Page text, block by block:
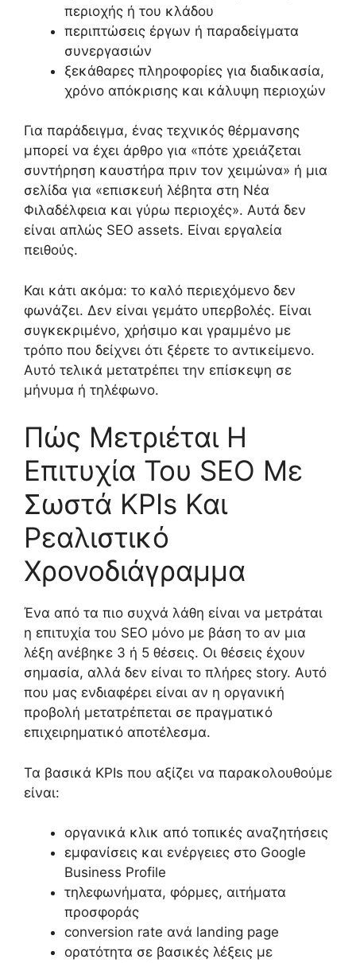
περιοχής ή του κλάδου
περιπτώσεις έργων ή παραδείγματα
συνεργασιών
ξεκάθαρες πληροφορίες για διαδικασία,
χρόνο απόκρισης και κάλυψη περιοχών
Για παράδειγμα, ένας τεχνικός θέρμανσης
μπορεί να έχει άρθρο για «πότε χρειάζεται
συντήρηση καυστήρα πριν τον χειμώνα» ή μια
σελίδα για «επισκευή λέβητα στη Νέα
Φιλαδέλφεια και γύρω περιοχές». Αυτά δεν
είναι απλώς SEO assets. Είναι εργαλεία
πειθούς.
Και κάτι ακόμα: το καλό περιεχόμενο δεν
φωνάζει. Δεν είναι γεμάτο υπερβολές. Είναι
συγκεκριμένο, χρήσιμο και γραμμένο με
τρόπο που δείχνει ότι ξέρετε το αντικείμενο.
Αυτό τελικά μετατρέπει την επίσκεψη σε
μήνυμα ή τηλέφωνο.
Πώς Μετριέται Η
Επιτυχία Του SEO Με
Σωστά KPIs Και
Ρεαλιστικό
Χρονοδιάγραμμα
Ένα από τα πιο συχνά λάθη είναι να μετράται
η επιτυχία του SEO μόνο με βάση το αν μια
λέξη ανέβηκε 3 ή 5 θέσεις. Οι θέσεις έχουν
σημασία, αλλά δεν είναι το πλήρες story. Αυτό
που μας ενδιαφέρει είναι αν η οργανική
προβολή μετατρέπεται σε πραγματικό
επιχειρηματικό αποτέλεσμα.
Τα βασικά KPIs που αξίζει να παρακολουθούμε
είναι:
οργανικά κλικ από τοπικές αναζητήσεις
εμφανίσεις και ενέργειες στο Google
Business Profile
τηλεφωνήματα, φόρμες, αιτήματα
προσφοράς
conversion rate ανά landing page
ορατότητα σε βασικές λέξεις με